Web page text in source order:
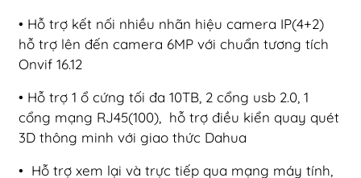
• Hỗ trợ kết nối nhiều nhãn hiệu camera IP(4+2)
hỗ trợ lên đến camera 6MP với chuẩn tương tích
Onvif 16.12
• Hỗ trợ 1 ổ cứng tối đa 10TB, 2 cổng usb 2.0, 1
cổng mạng RJ45(100), hỗ trợ điều kiển quay quét
3D thông minh với giao thức Dahua
• Hỗ trợ xem lại và trực tiếp qua mạng máy tính,